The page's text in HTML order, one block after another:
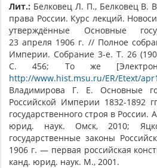
Лит.: Белковец Л. П., Белковец В.
права России. Курс лекций.
утверждённые Основные
23 апреля 1906 г. // Полное
Империи. Собрание 3-е. Т. 26
С. 456; То же
http://www.hist.msu.ru/ER/Etext/
Владимирова Г. Е. Основные
Российской Империи 1832-1892
государственного строя в России.
юрид. наук. Омск, 2010;
государственные законы
1906 г. — первая российская
канд. юрид. наук. М., 2001.